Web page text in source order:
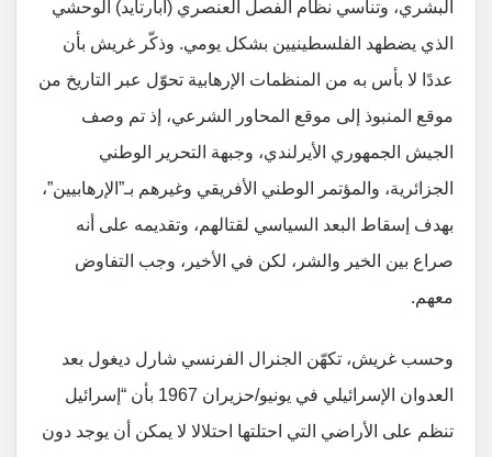
البشري، وتناسي نظام الفصل العنصري (أبارتايد) الوحشي
الذي يضطهد الفلسطينيين بشكل يومي. وذكّر غريش بأن
عددًا لا بأس به من المنظمات الإرهابية تحوّل عبر التاريخ من
موقع المنبوذ إلى موقع المحاور الشرعي، إذ تم وصف
الجيش الجمهوري الأيرلندي، وجبهة التحرير الوطني
الجزائرية، والمؤتمر الوطني الأفريقي وغيرهم بـ”الإرهابيين”،
بهدف إسقاط البعد السياسي لقتالهم، وتقديمه على أنه
صراع بين الخير والشر، لكن في الأخير، وجب التفاوض
معهم.
وحسب غريش، تكهّن الجنرال الفرنسي شارل ديغول بعد
العدوان الإسرائيلي في يونيو/حزيران 1967 بأن “إسرائيل
تنظم على الأراضي التي احتلتها احتلالا لا يمكن أن يوجد دون